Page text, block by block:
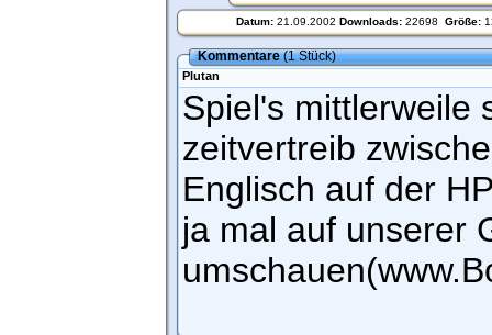
Datum: 21.09.2002 Downloads: 22698 Größe:
Kommentare(1 Stück)
Plutan
Spiel's mittlerweile
zeitvertreib
Englisch auf der
ja mal auf unserer